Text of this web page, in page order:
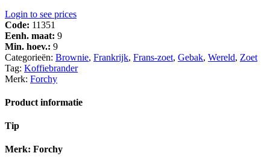
Login to see prices
Code: 11351
Eenh. maat: 9
Min. hoev.: 9
Categorieën: Brownie, Frankrijk, Frans-zoet, Gebak, Wereld, Zoet
Tag: Koffiebrander
Merk: Forchy
Product informatie
Tip
Merk: Forchy